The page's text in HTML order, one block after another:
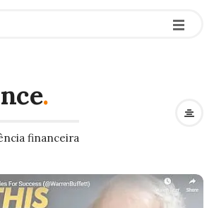
.
financeira